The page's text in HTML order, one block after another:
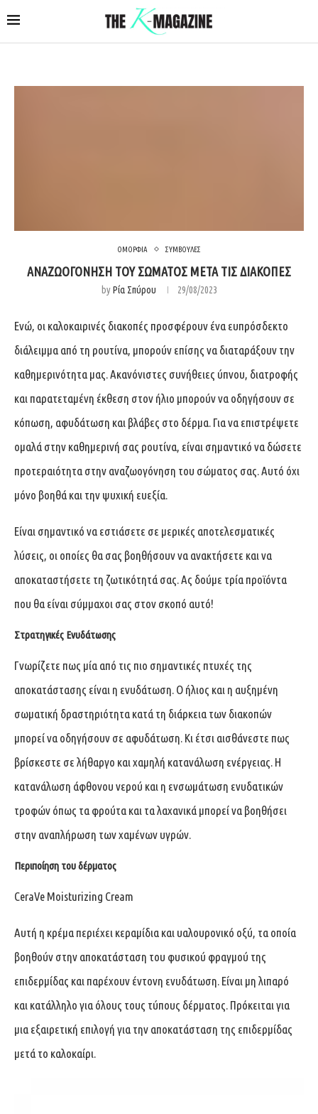
ΟΜΟΡΦΙΑ ΣΥΜΒΟΥΛΕΣ
ΑΝΑΖΩΟΓΟΝΗΣΗ ΤΟΥ ΣΩΜΑΤΟΣ ΜΕΤΑ ΤΙΣ ΔΙΑΚΟΠΕΣ
byΡία Σπύρου 29/08/2023
Ενώ, οι καλοκαιρινές διακοπές προσφέρουν ένα ευπρόσδεκτο
διάλειμμα από τη ρουτίνα, μπορούν επίσης να διαταράξουν την
καθημερινότητα μας. Ακανόνιστες συνήθειες ύπνου, διατροφής
και παρατεταμένη έκθεση στον ήλιο μπορούν να οδηγήσουν σε
κόπωση, αφυδάτωση και βλάβες στο δέρμα. Για να επιστρέψετε
ομαλά στην καθημερινή σας ρουτίνα, είναι σημαντικό να δώσετε
προτεραιότητα στην αναζωογόνηση του σώματος σας. Αυτό όχι
μόνο βοηθά και την ψυχική ευεξία.
Είναι σημαντικό να εστιάσετε σε μερικές αποτελεσματικές
λύσεις, οι οποίες θα σας βοηθήσουν να ανακτήσετε και να
αποκαταστήσετε τη ζωτικότητά σας. Ας δούμε τρία προϊόντα
που θα είναι σύμμαχοι σας στον σκοπό αυτό!
Στρατηγικές Ενυδάτωσης
Γνωρίζετε πως μία από τις πιο σημαντικές πτυχές της
αποκατάστασης είναι η ενυδάτωση. Ο ήλιος και η αυξημένη
σωματική δραστηριότητα κατά τη διάρκεια των διακοπών
μπορεί να οδηγήσουν σε αφυδάτωση. Κι έτσι αισθάνεστε πως
βρίσκεστε σε λήθαργο και χαμηλή κατανάλωση ενέργειας. Η
κατανάλωση άφθονου νερού και η ενσωμάτωση ενυδατικών
τροφών όπως τα φρούτα και τα λαχανικά μπορεί να βοηθήσει
στην αναπλήρωση των χαμένων υγρών.
Περιποίηση του δέρματος
CeraVe Moisturizing Cream
Αυτή η κρέμα περιέχει κεραμίδια και υαλουρονικό οξύ, τα οποία
βοηθούν στην αποκατάσταση του φυσικού φραγμού της
επιδερμίδας και παρέχουν έντονη ενυδάτωση. Είναι μη λιπαρό
και κατάλληλο για όλους τους τύπους δέρματος. Πρόκειται για
μια εξαιρετική επιλογή για την αποκατάσταση της επιδερμίδας
μετά το καλοκαίρι.